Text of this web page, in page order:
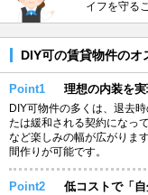
イフを守る
DIY可の賃貸物件のオ
Point1 理想の内装を
DIY可物件の多くは、退去
たは緩和される契約になっ
など楽しみの幅が広がりま
間作りが可能です。
Point2 低コストで「